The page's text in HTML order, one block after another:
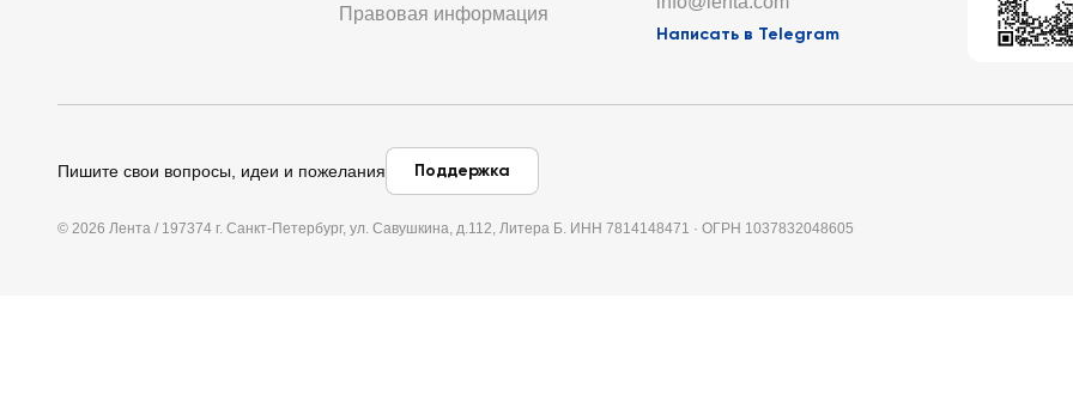
Правовая информация
Написать в Telegram
Пишите свои вопросы, идеи и пожелания Поддержка
© 2026 Лента / 197374 г. Санкт-Петербург, ул. Савушкина, д.112, Литера Б. ИНН 7814148471 · ОГРН 1037832048605